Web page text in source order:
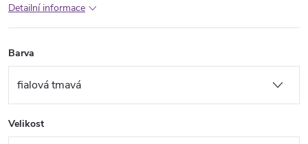
Detailní informace
Barva
Velikost